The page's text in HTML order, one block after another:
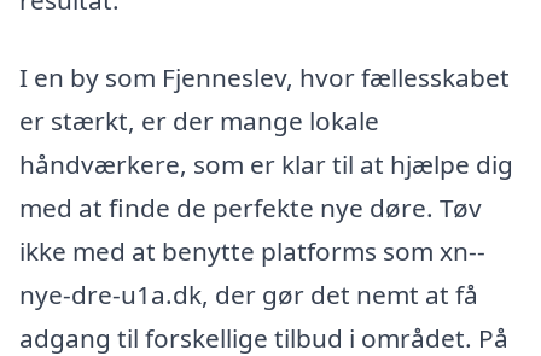
I en by som Fjenneslev, hvor fællesskabet
er stærkt, er der mange lokale
håndværkere, som er klar til at hjælpe dig
med at finde de perfekte nye døre. Tøv
ikke med at benytte platforms som xn--
nye-dre-u1a.dk, der gør det nemt at få
adgang til forskellige tilbud i området. På